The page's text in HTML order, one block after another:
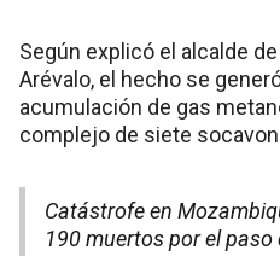
Según explicó el alcalde
Arévalo, el hecho se
acumulación de gas
complejo de siete
Catástrofe en
190 muertos por el paso